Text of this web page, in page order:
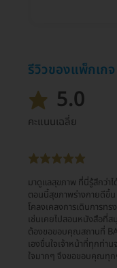
รีวิวของแพ็กเกจ
5.0
คะแนนเฉลี่ย
มาดูแลสุขภาพ ที่นี่รู้สึกว่าไ
ตอนนี้สุขภาพร่างกายดีขึ้น
โคลงเคลงการเดินการท
เช่นเคยไปสอนหนังสือที่ส
ต้องขอขอบคุณสถานที่
เองชื่นใจเจ้าหน้าที่ทุกท่า
ใจมากๆ จึงขอขอบคุณทุก